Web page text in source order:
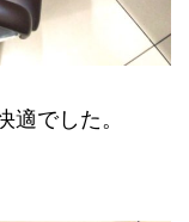
適でした。